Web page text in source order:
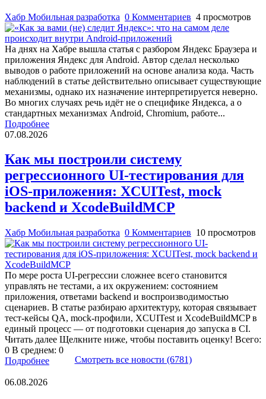
Хабр Мобильная разработка 0 Комментариев 4 просмотров
На днях на Хабре вышла статья с разбором Яндекс Браузера и
приложения Яндекс для Android. Автор сделал несколько
выводов о работе приложений на основе анализа кода. Часть
наблюдений в статье действительно описывает существующие
механизмы, однако их назначение интерпретируется неверно.
Во многих случаях речь идёт не о специфике Яндекса, а о
стандартных механизмах Android, Chromium, работе...
Подробнее
07.08.2026
Как мы построили систему
регрессионного UI-тестирования для
iOS-приложения: XCUITest, mock
backend и XcodeBuildMCP
Хабр Мобильная разработка 0 Комментариев 10 просмотров
По мере роста UI-регрессии сложнее всего становится
управлять не тестами, а их окружением: состоянием
приложения, ответами backend и воспроизводимостью
сценариев. В статье разбираю архитектуру, которая связывает
тест-кейсы QA, mock-профили, XCUITest и XcodeBuildMCP в
единый процесс — от подготовки сценария до запуска в CI.
Читать далее Щелкните ниже, чтобы поставить оценку! Всего:
0 В среднем: 0
Подробнее
Смотреть все новости (6781)
06.08.2026